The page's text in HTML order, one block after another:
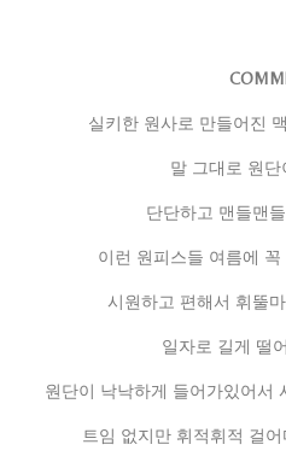
실키한 원사로 만들어진
말 그대로 원단
단단하고 맨들맨
이런 원피스들 여름에
시원하고 편해서 휘뚤
일자로 길게 떨
원단이 낙낙하게 들어가있어서
트임 없지만 휘적휘적 걸